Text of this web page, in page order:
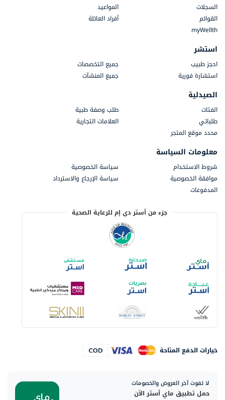
السجلات
المواعيد
القوائم
أفراد العائلة
myWellth
استشر
احجز طبيب
جميع التخصصات
استشارة فورية
جميع المنشآت
الصيدلية
الفئات
طلب وصفة طبية
طلباتي
العلامات التجارية
محدد موقع المتجر
معلومات السياسة
شروط الاستخدام
سياسة الخصوصية
موافقة الخصوصية
سياسة الإرجاع والاسترداد
المدفوعات
جزء من أستر دي إم للرعاية الصحية
خيارات الدفع المتاحة
لا تفوت آخر العروض والخصومات
حمل تطبيق ماي أستر الآن